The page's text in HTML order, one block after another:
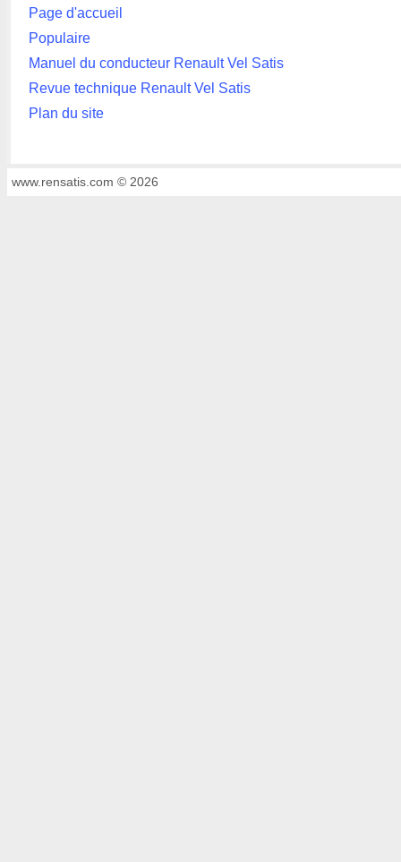
Page d'accueil
Populaire
Manuel du conducteur Renault Vel Satis
Revue technique Renault Vel Satis
Plan du site
www.rensatis.com © 2026